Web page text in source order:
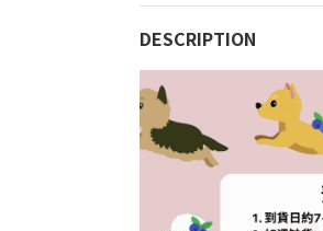
DESCRIPTION